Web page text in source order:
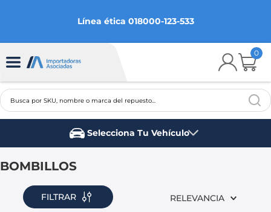
Línea ética 018000-123-533
0
Busca por SKU, nombre o marca del repuesto...
2.
aveo
spark gt
ford fiesta
Selecciona Tu Vehículo
BOMBILLOS
FILTRAR RELEVANCIA